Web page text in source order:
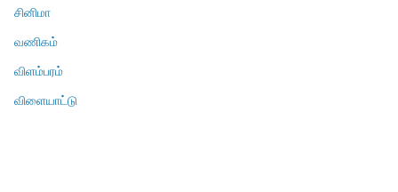
சினிமா
வணிகம்
விளம்பரம்
விளையாட்டு